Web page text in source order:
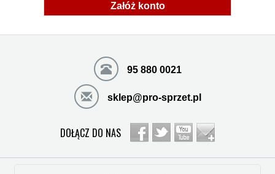
Załóż konto
95 880 0021
sklep@pro-sprzet.pl
DOŁĄCZ DO NAS